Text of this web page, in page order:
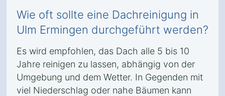
Wie oft sollte eine Dachreinigung in
Ulm Ermingen durchgeführt werden?
Es wird empfohlen, das Dach alle 5 bis 10
Jahre reinigen zu lassen, abhängig von der
Umgebung und dem Wetter. In Gegenden mit
viel Niederschlag oder nahe Bäumen kann